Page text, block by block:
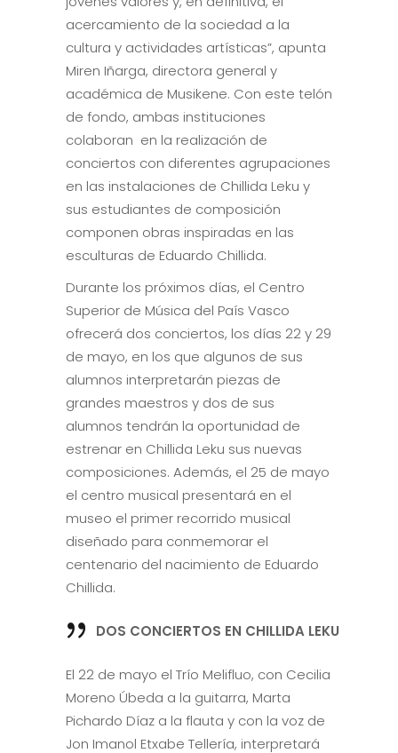
acercamiento de la sociedad a la
cultura y actividades artísticas”, apunta
Miren Iñarga, directora general y
académica de Musikene. Con este telón
de fondo, ambas instituciones
colaboran en la realización de
conciertos con diferentes agrupaciones
en las instalaciones de Chillida Leku y
sus estudiantes de composición
componen obras inspiradas en las
esculturas de Eduardo Chillida.
Durante los próximos días, el Centro
Superior de Música del País Vasco
ofrecerá dos conciertos, los días 22 y 29
de mayo, en los que algunos de sus
alumnos interpretarán piezas de
grandes maestros y dos de sus
alumnos tendrán la oportunidad de
estrenar en Chillida Leku sus nuevas
composiciones. Además, el 25 de mayo
el centro musical presentará en el
museo el primer recorrido musical
diseñado para conmemorar el
centenario del nacimiento de Eduardo
Chillida.
DOS CONCIERTOS EN CHILLIDA LEKU
El 22 de mayo el Trío Melifluo, con Cecilia
Moreno Úbeda a la guitarra, Marta
Pichardo Díaz a la flauta y con la voz de
Jon Imanol Etxabe Tellería, interpretará